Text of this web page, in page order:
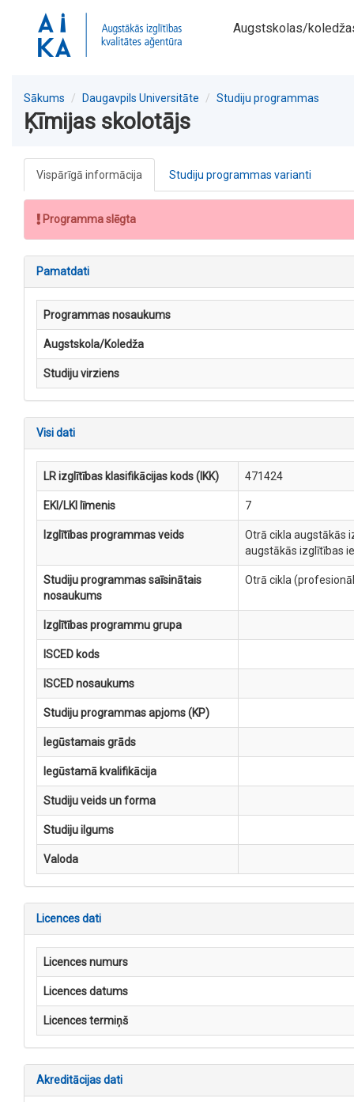
Augstskolas/
Sākums Daugavpils Universitāte Studiju programmas
Ķīmijas skolotājs
Vispārīgā informācija Studiju programmas varianti
Programma slēgta
Pamatdati
Programmas nosaukums
Augstskola/Koledža
Studiju virziens
Visi dati
LR izglītības klasifikācijas kods (IKK) 471424
EKI/LKI līmenis 7
Izglītības programmas veids
Otrā cikla augstākās
augstākās izglītības
Studiju programmas saīsinātais
nosaukums
Otrā cikla
Izglītības programmu grupa
ISCED kods
ISCED nosaukums
Studiju programmas apjoms (KP)
Iegūstamais grāds
Iegūstamā kvalifikācija
Studiju veids un forma
Studiju ilgums
Valoda
Licences dati
Licences numurs
Licences datums
Licences termiņš
Akreditācijas dati